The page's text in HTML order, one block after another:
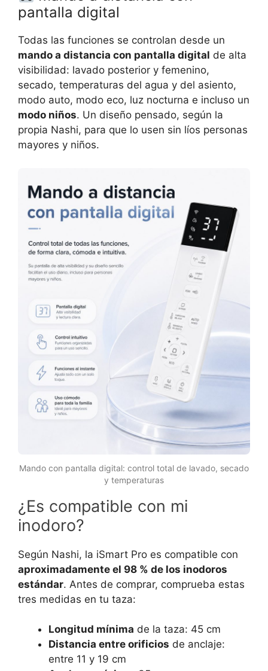
pantalla digital
Todas las funciones se controlan desde un
mando a distancia con pantalla digital de alta
visibilidad: lavado posterior y femenino,
secado, temperaturas del agua y del asiento,
modo auto, modo eco, luz nocturna e incluso un
modo niños. Un diseño pensado, según la
propia Nashi, para que lo usen sin líos personas
mayores y niños.
Mando con pantalla digital: control total de lavado, secado
y temperaturas
¿Es compatible con mi
inodoro?
Según Nashi, la iSmart Pro es compatible con
aproximadamente el 98 % de los inodoros
estándar. Antes de comprar, comprueba estas
tres medidas en tu taza:
Longitud mínima de la taza: 45 cm
Distancia entre orificios de anclaje:
entre 11 y 19 cm